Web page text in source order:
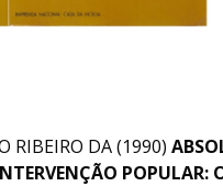
RIBEIRO DA (1990)
POPULAR: